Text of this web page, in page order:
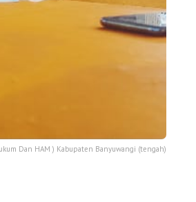
Dan HAM ) Kabupaten Banyuwangi (tengah)